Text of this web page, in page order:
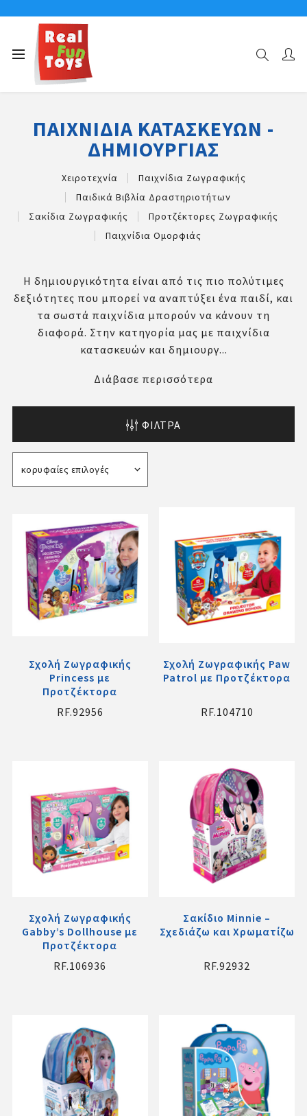
Αρχική σελίδα Παιχνίδια Κατασκευών - Δημιουργίας
ΠΑΙΧΝΊΔΙΑ ΚΑΤΑΣΚΕΥΏΝ -
ΔΗΜΙΟΥΡΓΊΑΣ
Χειροτεχνία
Παιχνίδια Ζωγραφικής
Παιδικά Βιβλία Δραστηριοτήτων
Σακίδια Ζωγραφικής
Προτζέκτορες Ζωγραφικής
Παιχνίδια Ομορφιάς
Η δημιουργικότητα είναι από τις πιο πολύτιμες
δεξιότητες που μπορεί να αναπτύξει ένα παιδί, και
τα σωστά παιχνίδια μπορούν να κάνουν τη
διαφορά. Στην κατηγορία μας με παιχνίδια
κατασκευών και δημιουργ...
Διάβασε περισσότερα
ΦΊΛΤΡΑ
Σχολή Ζωγραφικής
Princess με
Προτζέκτορα
RF.92956
Σχολή Ζωγραφικής Paw
Patrol με Προτζέκτορα
RF.104710
Σχολή Ζωγραφικής
Gabby’s Dollhouse με
Προτζέκτορα
RF.106936
Σακίδιο Minnie –
Σχεδιάζω και Χρωματίζω
RF.92932